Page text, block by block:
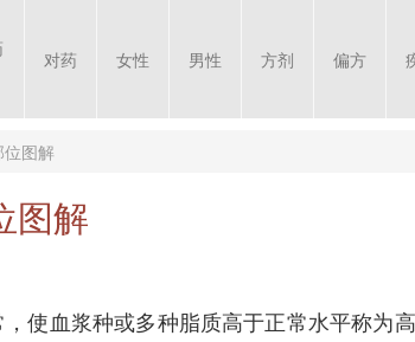
对药 女性 男性 方剂 偏方
位图解
图解
使血浆种或多种脂质高于正常水平称